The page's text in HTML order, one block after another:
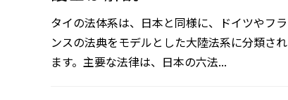
タイの法体系は、日本と同様に、ドイツやフラ
ンスの法典をモデルとした大陸法系に分類され
ます。主要な法律は、日本の六法...